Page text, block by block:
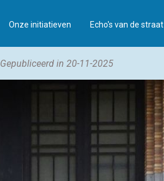
Onze initiatieven Echo's van de straat
Gepubliceerd in 20-11-2025